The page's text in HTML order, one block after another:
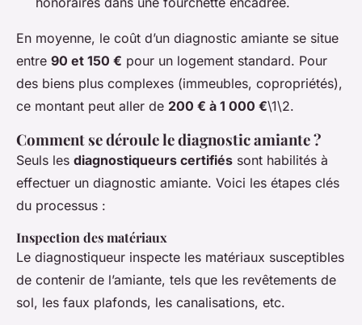
En moyenne, le coût d’un diagnostic amiante se situe
entre 90 et 150 € pour un logement standard. Pour
des biens plus complexes (immeubles, copropriétés),
ce montant peut aller de 200 € à 1 000 €\1\2.
Comment se déroule le diagnostic amiante ?
Seuls les diagnostiqueurs certifiés sont habilités à
effectuer un diagnostic amiante. Voici les étapes clés
du processus :
Inspection des matériaux
Le diagnostiqueur inspecte les matériaux susceptibles
de contenir de l’amiante, tels que les revêtements de
sol, les faux plafonds, les canalisations, etc.